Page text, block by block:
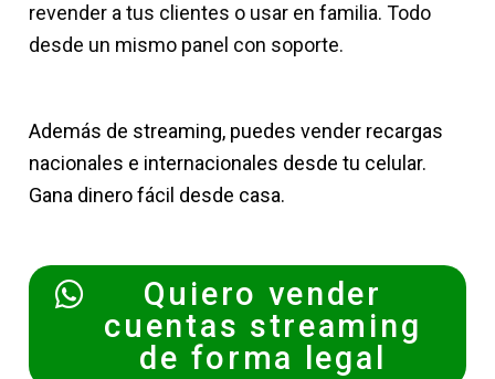
revender a tus clientes o usar en familia. Todo
desde un mismo panel con soporte.
Además de streaming, puedes vender recargas
nacionales e internacionales desde tu celular.
Gana dinero fácil desde casa.
Quiero vender
cuentas streaming
de forma legal